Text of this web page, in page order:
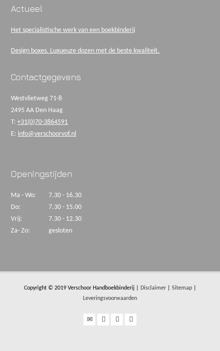
Actueel
Het specialistische werk van een boekbinderij
Design boxes. Luxueuze dozen met de beste kwaliteit.
Contactgegevens
Westvlietweg 71-8
2495 AA Den Haag
T:+31(0)70-3864591
E: info@verschoorvof.nl
Openingstijden
Ma - Wo:
Do:
Vrij:
Za- Zo:
7.30 - 16.30
7.30 - 15.00
7.30 - 12.30
gesloten
Copyright © 2019 Verschoor Handboekbinderij | Disclaimer| Sitemap|
Leveringsvoorwaarden